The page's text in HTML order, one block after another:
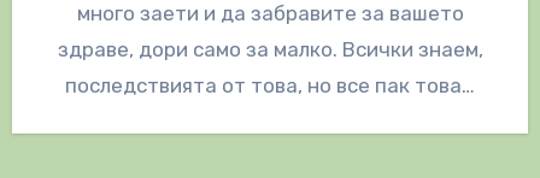
много заети и да забравите за вашето
здраве, дори само за малко. Всички знаем,
последствията от това, но все пак това…